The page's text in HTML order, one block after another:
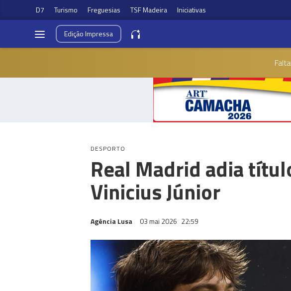
D7 Turismo Freguesias TSF Madeira Iniciativas
EdiçãoImpressa
DESPORTO
Real Madrid adia
Vinicius Júnior
Agência Lusa 03 mai 2026 22:59